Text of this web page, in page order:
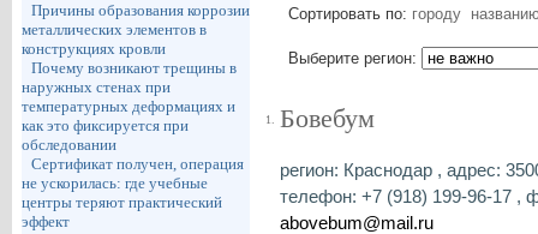
Причины образования коррозии
металлических элементов в
конструкциях кровли
Почему возникают трещины в
наружных стенах при
температурных деформациях и
как это фиксируется при
обследовании
Сертификат получен, операция
не ускорилась: где учебные
центры теряют практический
эффект
Сортировать по: городу
Выберите регион:
1. Бовебум
регион: Краснодар , адрес:
телефон: +7 (918) 199-96-17 ,
abovebum@mail.ru